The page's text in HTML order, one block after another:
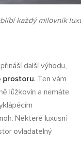
každý milovník
další výhodu,
prostoru. Ten vám
lůžkovin a nemáte
Některé luxusní
ovladatelný